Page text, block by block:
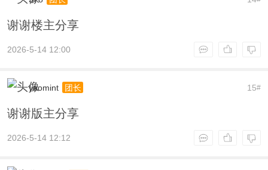
谢谢楼主分享
2026-5-14 12:00
15#
yaomint 团长
谢谢版主分享
2026-5-14 12:12